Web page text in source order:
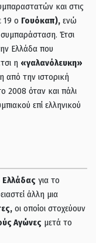
και στις
19 ο Γουόκαπ), ενώ
Έτσι
Ελλάδα που
η «γαλανόλευκη»
από την ιστορική
2008 όταν και πάλι
επί ελληνικού
Ελλάδας για το
άλλη μια
οι οποίοι στοχεύουν
Αγώνες μετά το